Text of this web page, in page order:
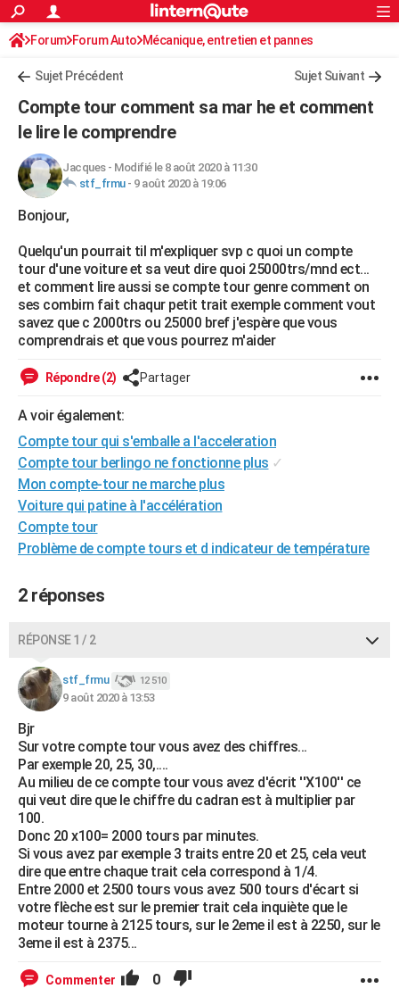
ACTUALITÉS
Politique
Société
Faits Divers
Education
Monde
Villes
+
Programme TV
TNTStreaming
Cinéma
Sorties cinéma
Musique
+FINANCE
Retraite
Impôts
Epargne
Immobilier
Risques naturels par ville
Banque
Assurance
Crédit
AUTO
Essais
Réserver un essai
Citadines
Berlines
SUV
Forum auto
HIGH-TECH
Forum
Aménagement intérieur
Extérieur
Cuisine
Salle de bains
Jardinage
Rangement
WEEK-END
Guides de France
Escapades
Patrimoine
Expositions
Musées
Week-end nature
+LIFESTYLE
Art de vivre
Bien-être
Loisirs
Mode
Modes de vie
SANTE
Alimentation
Guide de la santé
Maladies
Médicaments
Sommeil
VOYAGE
Destinations
City break
Voyage nature
Voyage de noces
Forum
Climat
+PHOTO
GUIDES D'ACHAT
BONS PLANS
CARTE DE VOEUX
Dictionnaire
Biographies
Citations
Expressions
Proverbes
PROGRAMME TV
COPAINS D'AVANT
S'inscrire
Se connecter
Lycées
Collèges
Primaires
Universités
Entreprises
Service militaire
Avis de recherche
AVIS DE DÉCÈS
FORUM
Bricolage
Lifestyle
Culture
Sport
Auto
Television
Voyage
Cinema
Rechercher
S'inscrire
Connexion
Forum Forum Auto Mécanique, entretien et pannes
Sujet Précédent Sujet Suivant
Compte tour comment sa mar he et comment
le lire le comprendre
Jacques- Modifié le 8 août 2020 à 11:30
stf_frmu- 9 août 2020 à 19:06
Bonjour,
Quelqu'un pourrait til m'expliquer svp c quoi un compte
tour d'une voiture et sa veut dire quoi 25000trs/mnd ect...
et comment lire aussi se compte tour genre comment on
ses combirn fait chaqur petit trait exemple comment vout
savez que c 2000trs ou 25000 bref j'espère que vous
comprendrais et que vous pourrez m'aider
Répondre (2) Partager
A voir également:
Compte tour qui s'emballe a l'acceleration
Compte tour berlingo ne fonctionne plus ✓
Mon compte-tour ne marche plus
Voiture qui patine à l'accélération
Compte tour
Problème de compte tours et d indicateur de température
2 réponses
RÉPONSE 1 / 2
stf_frmu 12 510
9 août 2020 à 13:53
Bjr
Sur votre compte tour vous avez des chiffres...
Par exemple 20, 25, 30,....
Au milieu de ce compte tour vous avez d'écrit ''X100'' ce
qui veut dire que le chiffre du cadran est à multiplier par
100.
Donc 20 x100= 2000 tours par minutes.
Si vous avez par exemple 3 traits entre 20 et 25, cela veut
dire que entre chaque trait cela correspond à 1/4.
Entre 2000 et 2500 tours vous avez 500 tours d'écart si
votre flèche est sur le premier trait cela inquiète que le
moteur tourne à 2125 tours, sur le 2eme il est à 2250, sur le
3eme il est à 2375...
Commenter 0